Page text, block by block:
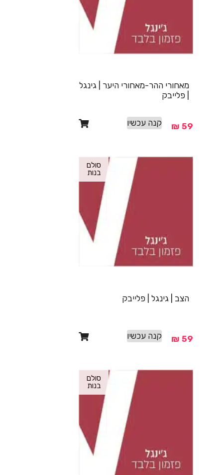
מאחורי ההר-מאחורי היער | גינגל
| פלייבק
₪ 59 קנה עכשיו
סולם
בנות
הצב | גינגל | פלייבק
₪ 59 קנה עכשיו
סולם
בנות